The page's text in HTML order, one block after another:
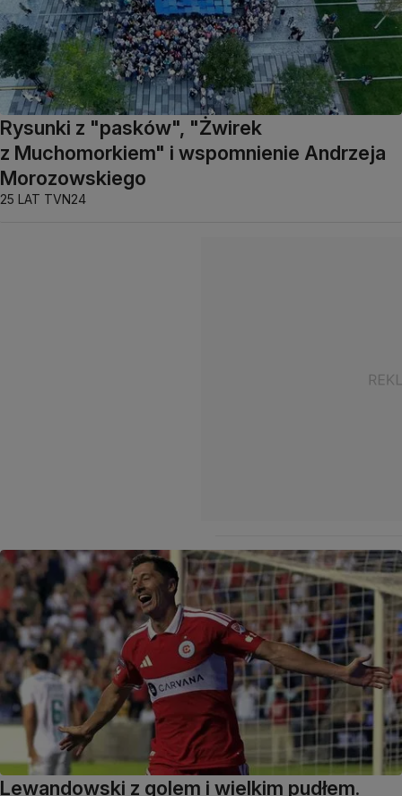
Rysunki z "pasków", "Żwirek
z Muchomorkiem" i wspomnienie Andrzeja
Morozowskiego
25 LAT TVN24
Lewandowski z golem i wielkim pudłem.